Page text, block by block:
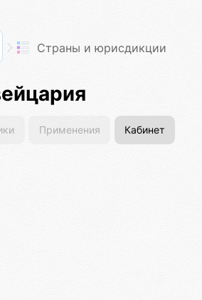
Страны и юрисдикции
Применения Кабинет